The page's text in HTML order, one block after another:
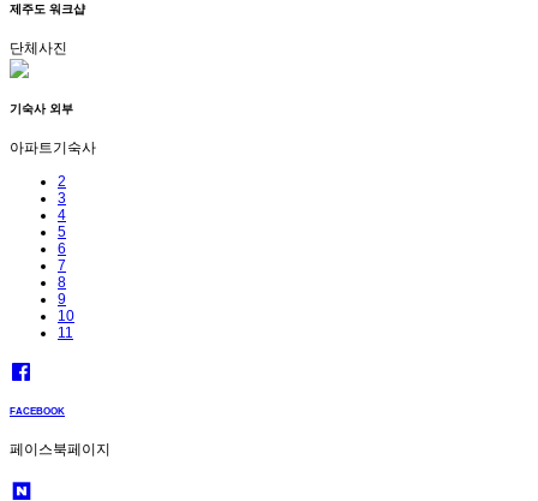
제주도 워크샵
단체사진
기숙사 외부
아파트기숙사
2
3
4
5
6
7
8
9
10
11
FACEBOOK
페이스북페이지